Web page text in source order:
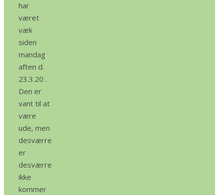
har
været
væk
siden
mandag
aften d.
23.3.20 .
Den er
vant til at
være
ude, men
desværre
er
desværre
ikke
kommer